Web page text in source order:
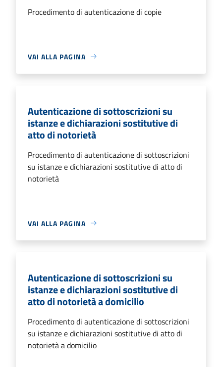
Procedimento di autenticazione di copie
VAI ALLA PAGINA
Autenticazione di sottoscrizioni su
istanze e dichiarazioni sostitutive di
atto di notorietà
Procedimento di autenticazione di sottoscrizioni
su istanze e dichiarazioni sostitutive di atto di
notorietà
VAI ALLA PAGINA
Autenticazione di sottoscrizioni su
istanze e dichiarazioni sostitutive di
atto di notorietà a domicilio
Procedimento di autenticazione di sottoscrizioni
su istanze e dichiarazioni sostitutive di atto di
notorietà a domicilio